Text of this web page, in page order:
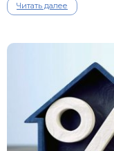
Читать далее